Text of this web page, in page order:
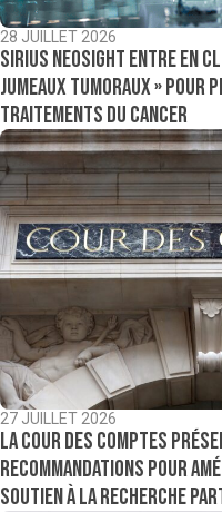
28 JUILLET 2026
Sirius NeoSight entre en
jumeaux tumoraux » pour
traitements du cancer
27 JUILLET 2026
La Cour des comptes
recommandations pour
soutien à la recherche